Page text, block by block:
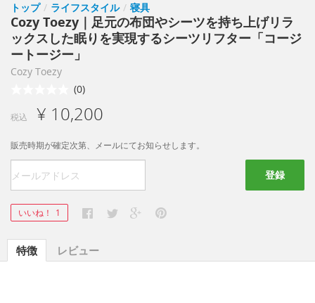
トップ / ライフスタイル / 寝具
Cozy Toezy｜足元の布団やシーツを持ち上げリラ
ックスした眠りを実現するシーツリフター「コージ
ートージー」
Cozy Toezy
(0)
税込 ¥ 10,200
販売時期が確定次第、メールにてお知らせします。
登録
いいね！ 1
特徴 レビュー